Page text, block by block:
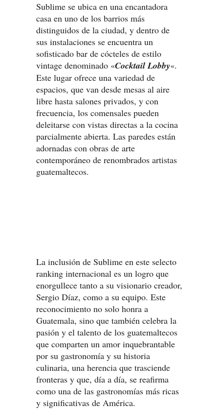
Sublime se ubica en una encantadora
casa en uno de los barrios más
distinguidos de la ciudad, y dentro de
sus instalaciones se encuentra un
sofisticado bar de cócteles de estilo
vintage denominado «Cocktail Lobby«.
Este lugar ofrece una variedad de
espacios, que van desde mesas al aire
libre hasta salones privados, y con
frecuencia, los comensales pueden
deleitarse con vistas directas a la cocina
parcialmente abierta. Las paredes están
adornadas con obras de arte
contemporáneo de renombrados artistas
guatemaltecos.
La inclusión de Sublime en este selecto
ranking internacional es un logro que
enorgullece tanto a su visionario creador,
Sergio Díaz, como a su equipo. Este
reconocimiento no solo honra a
Guatemala, sino que también celebra la
pasión y el talento de los guatemaltecos
que comparten un amor inquebrantable
por su gastronomía y su historia
culinaria, una herencia que trasciende
fronteras y que, día a día, se reafirma
como una de las gastronomías más ricas
y significativas de América.